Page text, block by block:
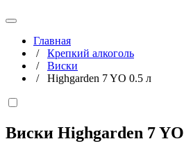
Главная
/ Крепкий алкоголь
/ Виски
/ Highgarden 7 YO 0.5 л
Виски Highgarden 7 YO